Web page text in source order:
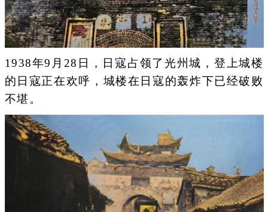
1938年9月28日，日寇占领了光州城，登上城楼
的日寇正在欢呼，城楼在日寇的轰炸下已经破败
不堪。